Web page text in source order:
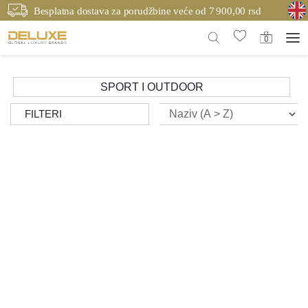
Besplatna dostava za porudžbine veće od 7 900,00 rsd
SPORT I OUTDOOR
FILTERI